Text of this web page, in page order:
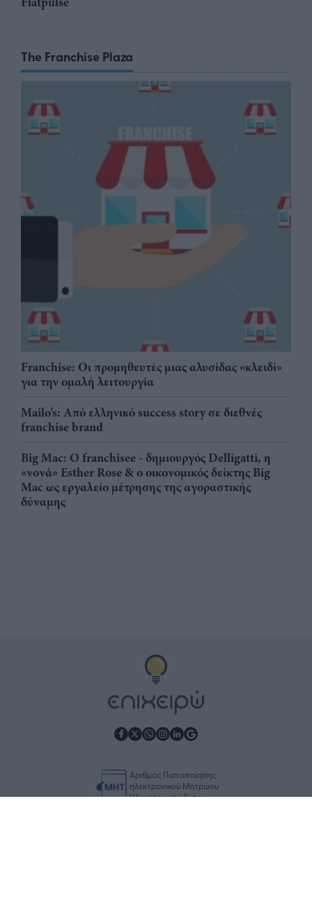
The Franchise Plaza
Franchise: Οι προμηθευτές μιας αλυσίδας «κλειδί»
για την ομαλή λειτουργία
Mailo’s: Από ελληνικό success story σε διεθνές
franchise brand
Big Mac: Ο franchisee - δημιουργός Delligatti, η
«νονά» Esther Rose & ο οικονομικός δείκτης Big
Mac ως εργαλείο μέτρησης της αγοραστικής
δύναμης
Αριθμός Πιστοποίησης
ηλεκτρονικού Μητρώου
Ηλεκτρονικού Τύπου: